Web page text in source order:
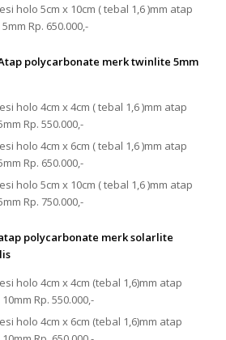
holo 5cm x 10cm ( tebal 1,6 )mm atap
Rp. 650.000,-
polycarbonate merk twinlite 5mm
holo 4cm x 4cm ( tebal 1,6 )mm atap
Rp. 550.000,-
holo 4cm x 6cm ( tebal 1,6 )mm atap
Rp. 650.000,-
holo 5cm x 10cm ( tebal 1,6 )mm atap
Rp. 750.000,-
polycarbonate merk solarlite
holo 4cm x 4cm (tebal 1,6)mm atap
Rp. 550.000,-
holo 4cm x 6cm (tebal 1,6)mm atap